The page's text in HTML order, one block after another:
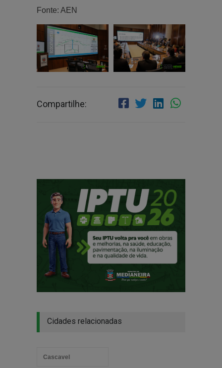
Fonte: AEN
Compartilhe:
Cidades relacionadas
Cascavel